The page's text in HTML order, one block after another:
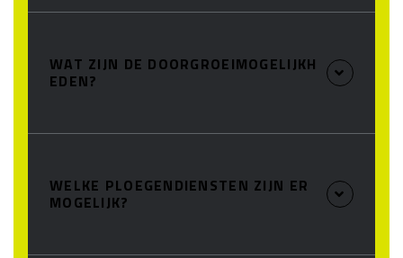
WAT ZIJN DE DOORGROEIMOGELIJKH
EDEN?
WELKE PLOEGENDIENSTEN ZIJN ER
MOGELIJK?